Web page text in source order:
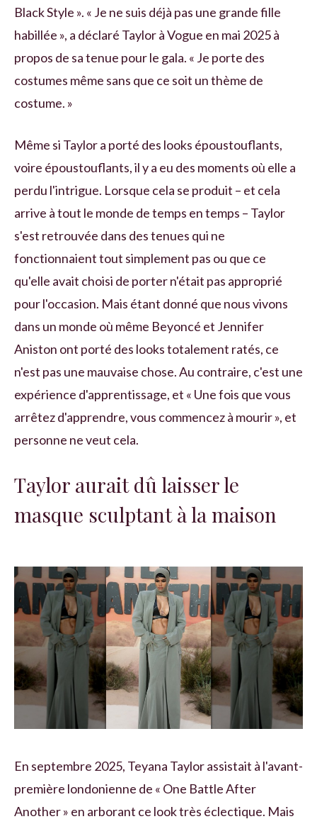
Black Style ». « Je ne suis déjà pas une grande fille
habillée », a déclaré Taylor à Vogue en mai 2025 à
propos de sa tenue pour le gala. « Je porte des
costumes même sans que ce soit un thème de
costume. »
Même si Taylor a porté des looks époustouflants,
voire époustouflants, il y a eu des moments où elle a
perdu l'intrigue. Lorsque cela se produit – et cela
arrive à tout le monde de temps en temps – Taylor
s'est retrouvée dans des tenues qui ne
fonctionnaient tout simplement pas ou que ce
qu'elle avait choisi de porter n'était pas approprié
pour l'occasion. Mais étant donné que nous vivons
dans un monde où même Beyoncé et Jennifer
Aniston ont porté des looks totalement ratés, ce
n'est pas une mauvaise chose. Au contraire, c'est une
expérience d'apprentissage, et « Une fois que vous
arrêtez d'apprendre, vous commencez à mourir », et
personne ne veut cela.
Taylor aurait dû laisser le
masque sculptant à la maison
En septembre 2025, Teyana Taylor assistait à l'avant-
première londonienne de « One Battle After
Another » en arborant ce look très éclectique. Mais